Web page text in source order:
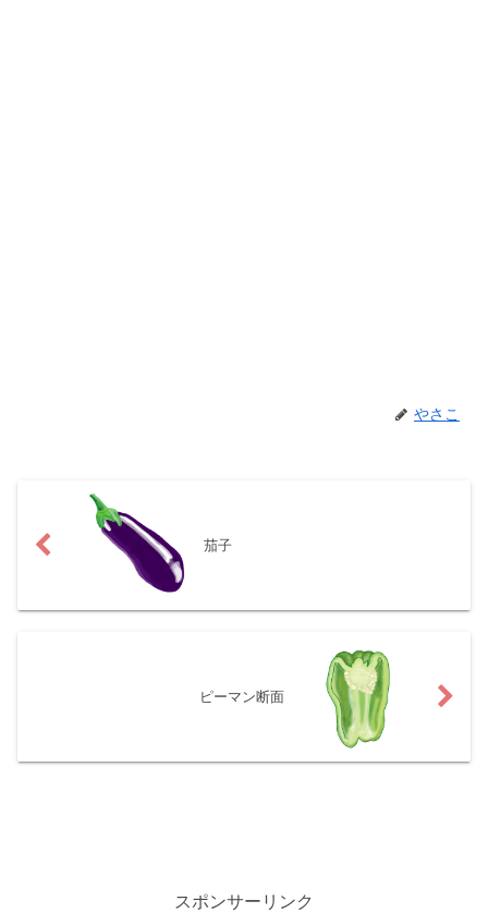
やさこ
茄子
ピーマン断面
スポンサーリンク